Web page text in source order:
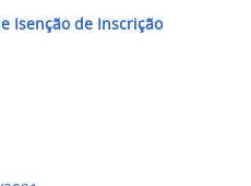
Isenção de Inscrição